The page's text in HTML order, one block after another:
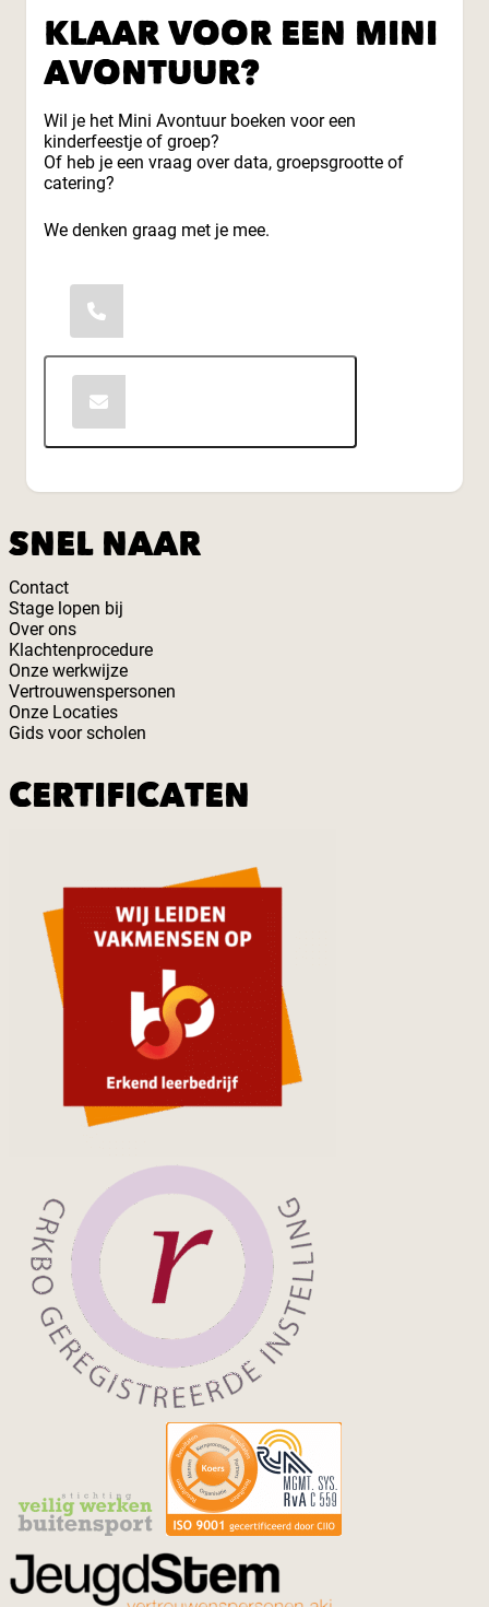
KLAAR VOOR EEN MINI
AVONTUUR?
Wil je het Mini Avontuur boeken voor een
kinderfeestje of groep?
Of heb je een vraag over data, groepsgrootte of
catering?
We denken graag met je mee.
SNEL NAAR
Contact
Stage lopen bij
Over ons
Klachtenprocedure
Onze werkwijze
Vertrouwenspersonen
Onze Locaties
Gids voor scholen
CERTIFICATEN